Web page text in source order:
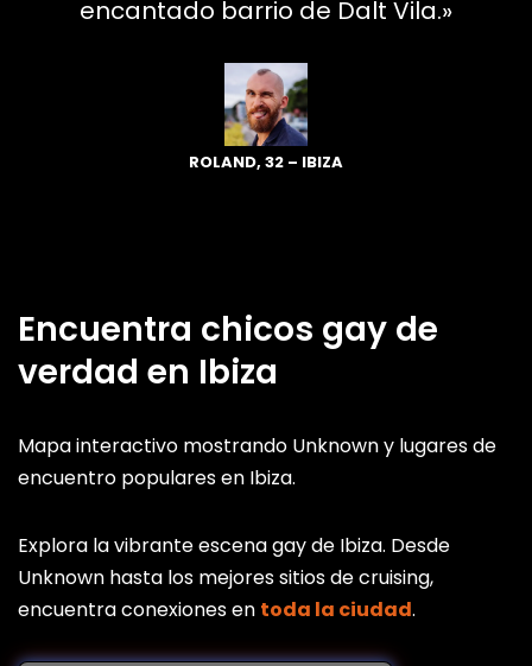
encantado barrio de Dalt Vila.»
ROLAND, 32 – IBIZA
Encuentra chicos gay de
verdad en Ibiza
Mapa interactivo mostrando Unknown y lugares de
encuentro populares en Ibiza.
Explora la vibrante escena gay de Ibiza. Desde
Unknown hasta los mejores sitios de cruising,
encuentra conexiones en toda la ciudad.